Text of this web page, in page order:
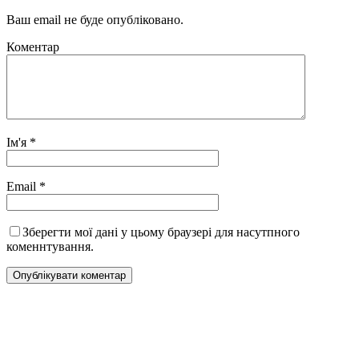
Ваш email не буде опубліковано.
Коментар
Ім'я *
Email *
Зберегти мої дані у цьому браузері для насутпного
коменнтування.